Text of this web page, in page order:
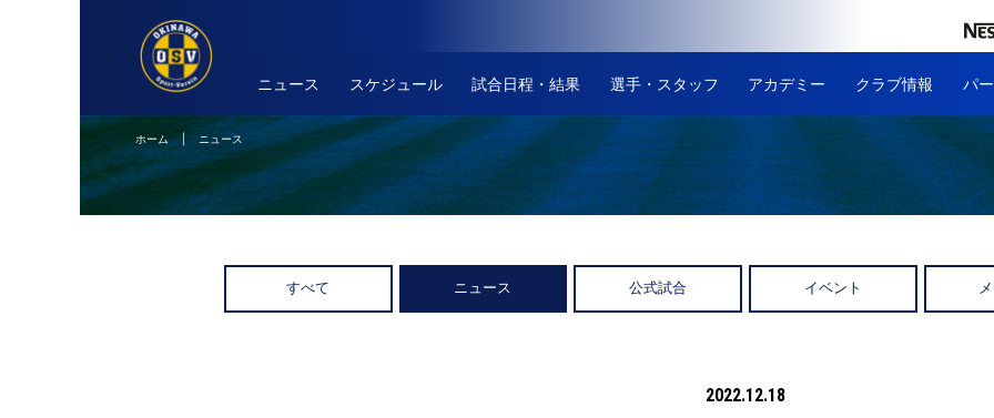
ニュース スケジュール 試合日程・結果 選手・スタッフ アカデミー クラブ情報 パ
ホーム| ニュース
すべて ニュース 公式試合 イベント
2022.12.18